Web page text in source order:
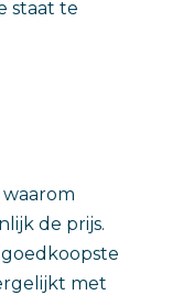
staat te
de prijs.
goedkoopste
met